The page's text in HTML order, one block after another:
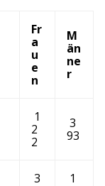
Fr
a
u
e
n
M
än
ne
r
1
2
2
3
93
3
1